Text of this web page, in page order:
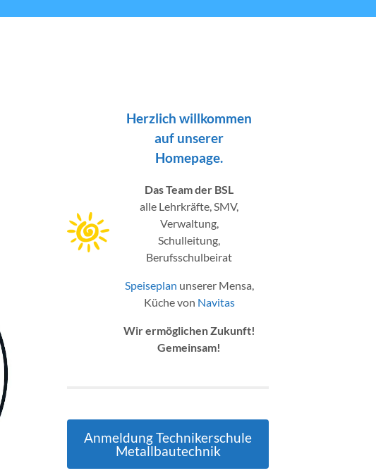
Herzlich willkommen
auf unserer
Homepage.
Das Team der BSL
alle Lehrkräfte, SMV,
Verwaltung,
Schulleitung,
Berufsschulbeirat
Speiseplan unserer Mensa,
Küche von Navitas
Wir ermöglichen Zukunft!
Gemeinsam!
Anmeldung Technikerschule
Metallbautechnik